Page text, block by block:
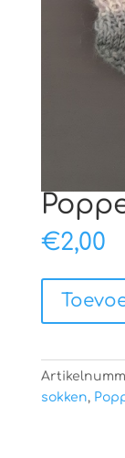
€2,00
aantal
sokken,